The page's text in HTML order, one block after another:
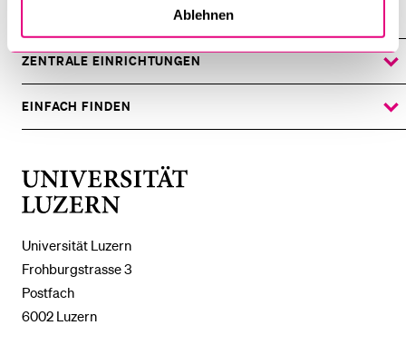
Ablehnen
Universität Luzern
Frohburgstrasse 3
Postfach
6002 Luzern
DAS
%1$S
UNTERMENÜ
ZENTRALE EINRICHTUNGEN
DAS
UNTERMENÜ
EINFACH FINDEN
DAS